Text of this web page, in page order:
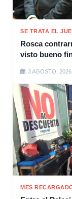
SE TRATA EL
Rosca
visto bueno
3 AGOSTO, 2026
MES